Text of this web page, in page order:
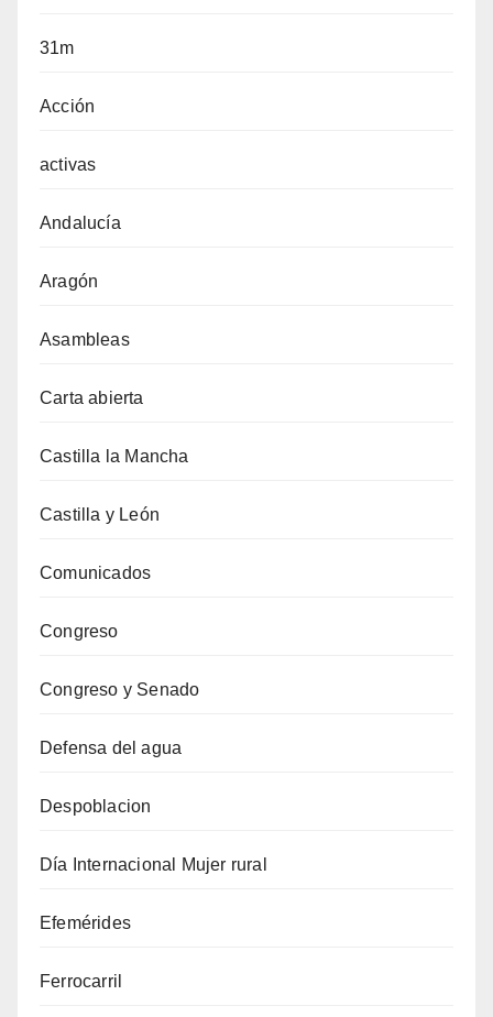
31m
Acción
activas
Andalucía
Aragón
Asambleas
Carta abierta
Castilla la Mancha
Castilla y León
Comunicados
Congreso
Congreso y Senado
Defensa del agua
Despoblacion
Día Internacional Mujer rural
Efemérides
Ferrocarril